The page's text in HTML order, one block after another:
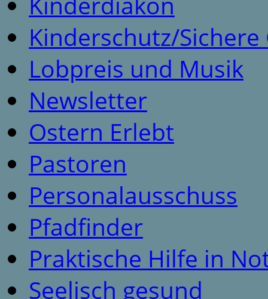
Kinderschutz/
Lobpreis und Musik
Newsletter
Ostern Erlebt
Pastoren
Personalausschuss
Pfadfinder
Praktische Hilfe in
Seelisch gesund